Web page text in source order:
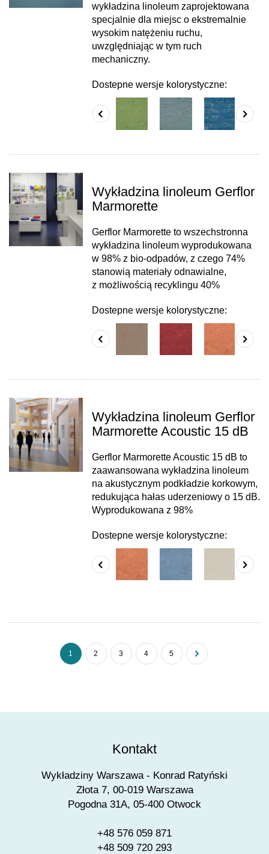
wykładzina linoleum zaprojektowana
specjalnie dla miejsc o ekstremalnie
wysokim natężeniu ruchu,
uwzględniając w tym ruch
mechaniczny.
Dostepne wersje kolorystyczne:
Wykładzina linoleum Gerflor
Marmorette
Gerflor Marmorette to wszechstronna
wykładzina linoleum wyprodukowana
w 98% z bio-odpadów, z czego 74%
stanowią materiały odnawialne,
z możliwością recyklingu 40%
Dostepne wersje kolorystyczne:
Wykładzina linoleum Gerflor
Marmorette Acoustic 15 dB
Gerflor Marmorette Acoustic 15 dB to
zaawansowana wykładzina linoleum
na akustycznym podkładzie korkowym,
redukująca hałas uderzeniowy o 15 dB.
Wyprodukowana z 98%
Dostepne wersje kolorystyczne:
1 2 3 4 5
Kontakt
Wykładziny Warszawa - Konrad Ratyński
Złota 7, 00-019 Warszawa
Pogodna 31A, 05-400 Otwock
+48 576 059 871
+48 509 720 293